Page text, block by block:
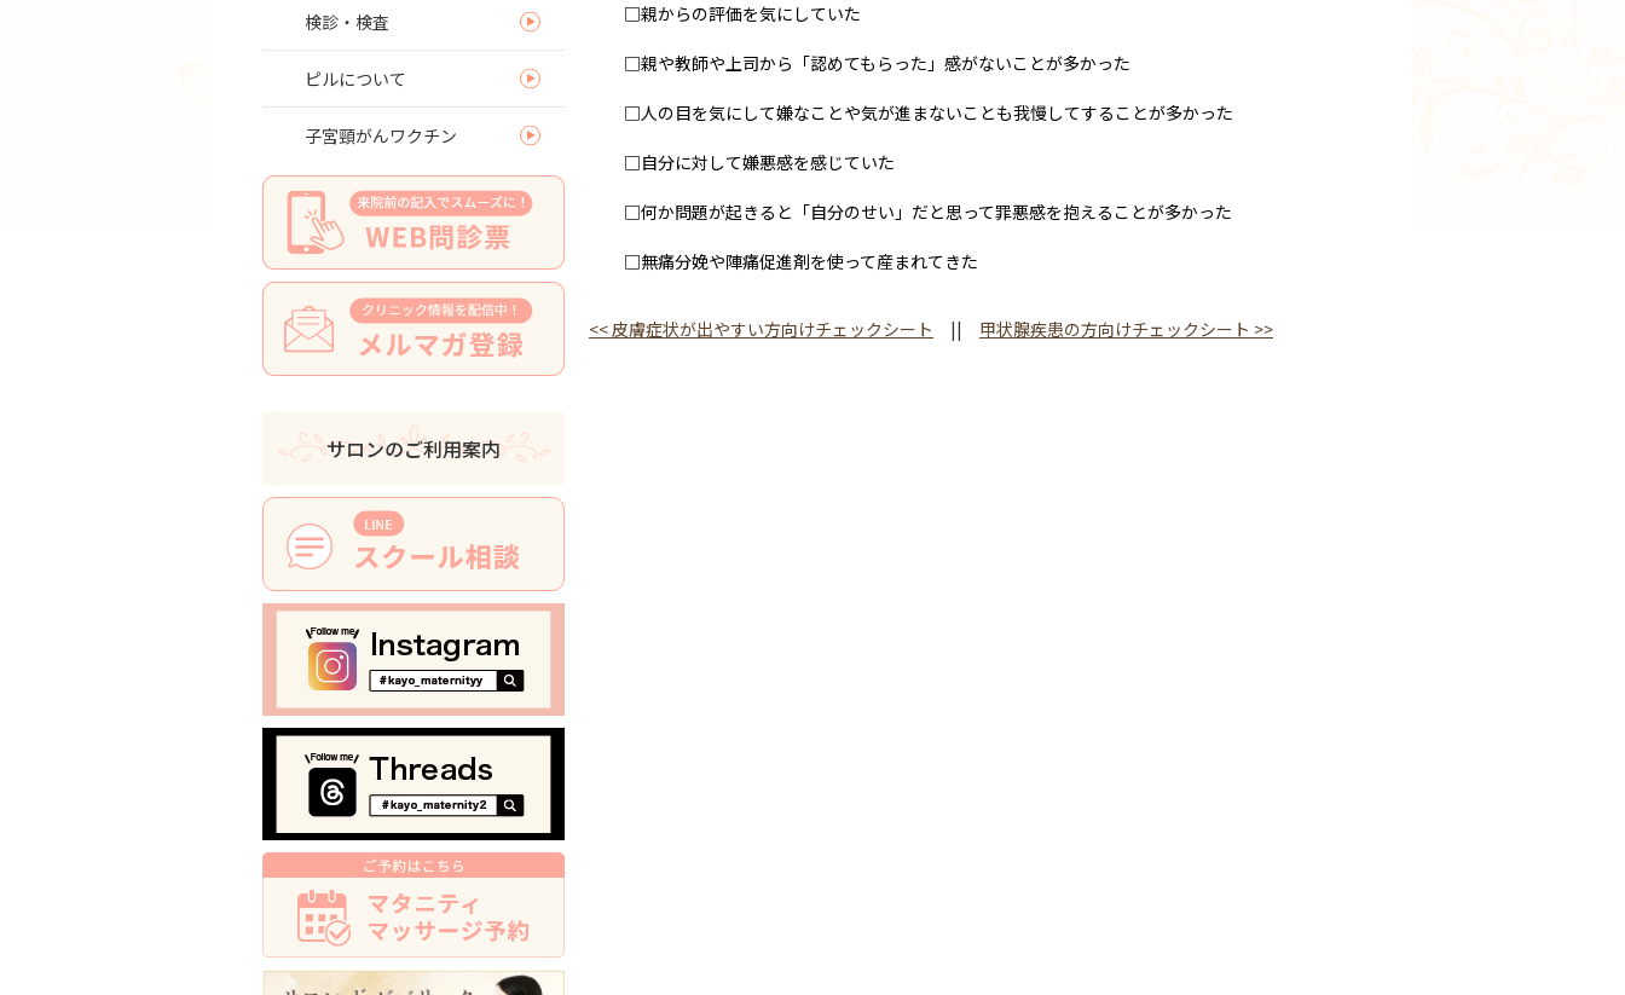
□親からの評価を気にしていた
□親や教師や上司から「認めてもらった」感がないことが多かった
□人の目を気にして嫌なことや気が進まないことも我慢してすることが多かった
□自分に対して嫌悪感を感じていた
□何か問題が起きると「自分のせい」だと思って罪悪感を抱えることが多かった
□無痛分娩や陣痛促進剤を使って産まれてきた
<<皮膚症状が出やすい方向けチェックシート || 甲状腺疾患の方向けチェックシート >>
検診・検査
ピルについて
子宮頸がんワクチン
サロンのご利用案内